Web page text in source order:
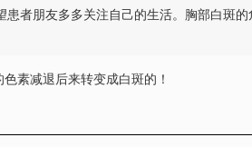
者朋友多多关注自己的生活。胸部白斑
素减退后来转变成白斑的！